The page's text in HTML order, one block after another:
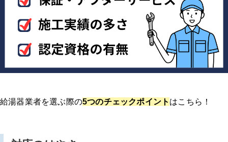
給湯器業者を選ぶ際の5つのチェックポイント はこちら！